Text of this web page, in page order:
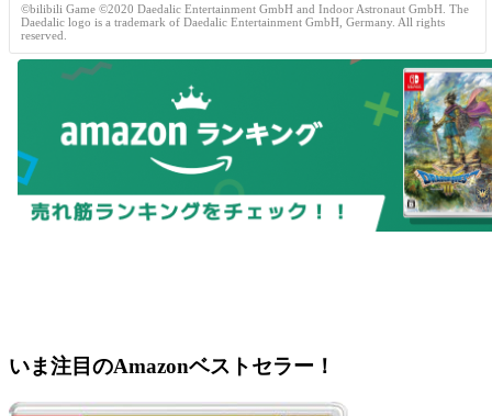
©bilibili Game ©2020 Daedalic Entertainment GmbH and Indoor Astronaut GmbH. The
Daedalic logo is a trademark of Daedalic Entertainment GmbH, Germany. All rights
reserved.
いま注目のAmazonベストセラー！